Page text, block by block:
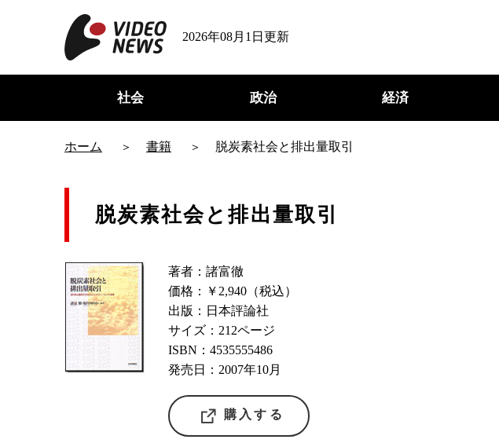
2026年08月1日更新
社会 政治 経済
ホーム 書籍 脱炭素社会と排出量取引
脱炭素社会と排出量取引
著者：諸富徹
価格：￥2,940（税込）
出版：日本評論社
サイズ：212ページ
ISBN：4535555486
発売日：2007年10月
購入する